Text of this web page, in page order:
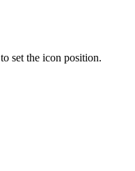
to set the icon position.